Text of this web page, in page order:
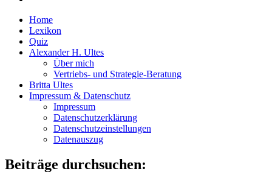
Home
Lexikon
Quiz
Alexander H. Ultes
Über mich
Vertriebs- und Strategie-Beratung
Britta Ultes
Impressum & Datenschutz
Impressum
Datenschutzerklärung
Datenschutzeinstellungen
Datenauszug
Beiträge durchsuchen: